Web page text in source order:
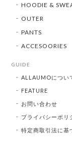
HOODIE &
OUTER
PANTS
ACCESOORIES
GUIDE
ALLAUMOについ
FEATURE
お問い合わせ
プライバシーポリ
特定商取引法に基